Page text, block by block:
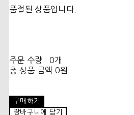
품절된 상품입니다.
주문 수량
0개
총 상품 금액 0원
구매하기
장바구니에 담기